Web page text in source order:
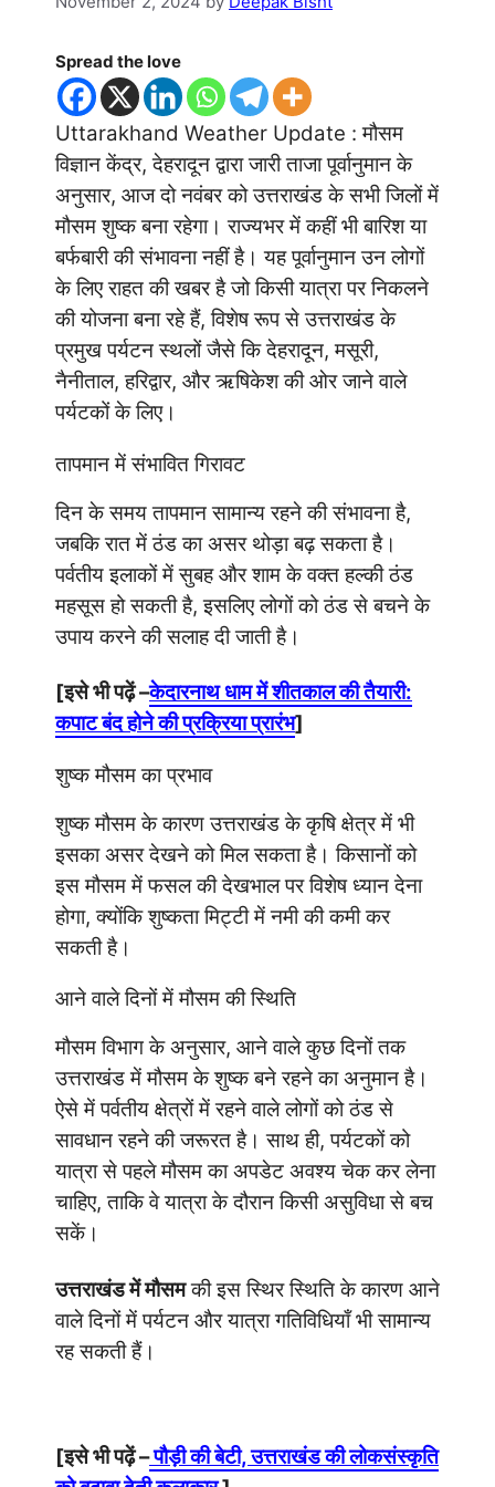
Spread the love
Uttarakhand Weather Update : मौसम
विज्ञान केंद्र, देहरादून द्वारा जारी ताजा पूर्वानुमान के
अनुसार, आज दो नवंबर को उत्तराखंड के सभी जिलों में
मौसम शुष्क बना रहेगा। राज्यभर में कहीं भी बारिश या
बर्फबारी की संभावना नहीं है। यह पूर्वानुमान उन लोगों
के लिए राहत की खबर है जो किसी यात्रा पर निकलने
की योजना बना रहे हैं, विशेष रूप से उत्तराखंड के
प्रमुख पर्यटन स्थलों जैसे कि देहरादून, मसूरी,
नैनीताल, हरिद्वार, और ऋषिकेश की ओर जाने वाले
पर्यटकों के लिए।
तापमान में संभावित गिरावट
दिन के समय तापमान सामान्य रहने की संभावना है,
जबकि रात में ठंड का असर थोड़ा बढ़ सकता है।
पर्वतीय इलाकों में सुबह और शाम के वक्त हल्की ठंड
महसूस हो सकती है, इसलिए लोगों को ठंड से बचने के
उपाय करने की सलाह दी जाती है।
[इसे भी पढ़ें –केदारनाथ धाम में शीतकाल की तैयारी:
कपाट बंद होने की प्रक्रिया प्रारंभ]
शुष्क मौसम का प्रभाव
शुष्क मौसम के कारण उत्तराखंड के कृषि क्षेत्र में भी
इसका असर देखने को मिल सकता है। किसानों को
इस मौसम में फसल की देखभाल पर विशेष ध्यान देना
होगा, क्योंकि शुष्कता मिट्टी में नमी की कमी कर
सकती है।
आने वाले दिनों में मौसम की स्थिति
मौसम विभाग के अनुसार, आने वाले कुछ दिनों तक
उत्तराखंड में मौसम के शुष्क बने रहने का अनुमान है।
ऐसे में पर्वतीय क्षेत्रों में रहने वाले लोगों को ठंड से
सावधान रहने की जरूरत है। साथ ही, पर्यटकों को
यात्रा से पहले मौसम का अपडेट अवश्य चेक कर लेना
चाहिए, ताकि वे यात्रा के दौरान किसी असुविधा से बच
सकें।
उत्तराखंड में मौसमकी इस स्थिर स्थिति के कारण आने
वाले दिनों में पर्यटन और यात्रा गतिविधियाँ भी सामान्य
रह सकती हैं।
[इसे भी पढ़ें –पौड़ी की बेटी, उत्तराखंड की लोकसंस्कृति